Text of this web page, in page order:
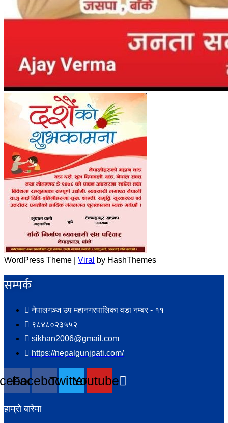
WordPress Theme | Viral by HashThemes
सम्पर्क​
नेपालगञ्ज उप महानगरपालिका वडा नम्बर - ११
९८४८०२३५५२
sikhan2006@gmail.com
https://nepalgunjpati.com/
FacebookTwitterYoutube
हाम्रो बारेमा